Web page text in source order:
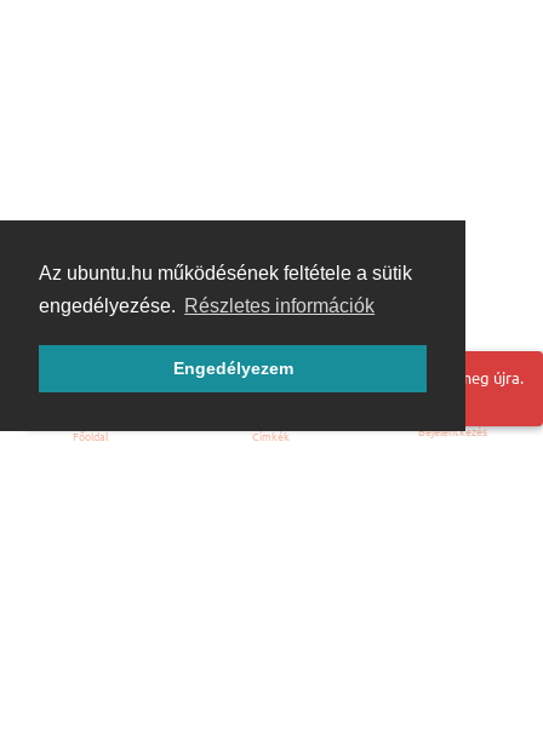
Az ubuntu.hu működésének feltétele a sütik
engedélyezése. Részletes információk
Engedélyezem
Hoppá! Valami hiba történt. Frissítse az oldalt és próbálja meg újra.
Főoldal Címkék Bejelentkezés